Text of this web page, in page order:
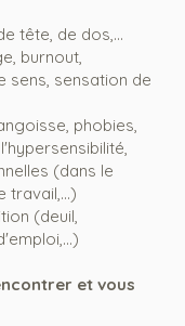
tête, de dos,...
burnout,
sens, sensation de
phobies,
(dans le
travail,...)
(deuil,
et vous